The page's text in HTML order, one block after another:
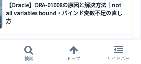
【Oracle】ORA-01008の原因と解決方法｜not
all variables bound・バインド変数不足の直し
方
と解決方法｜
・バインド変数
検索 トップ サイドバー